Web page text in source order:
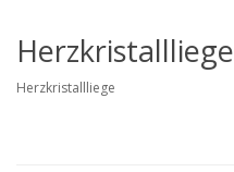
Herzkristallliege
Herzkristallliege